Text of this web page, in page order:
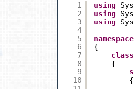
1
2
3
4
5
6
7
8
9
10
using
using
using
namespace
{
class
{
{